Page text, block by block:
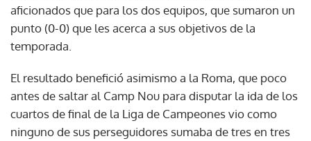
aficionados que para los dos equipos, que sumaron un
punto (0-0) que les acerca a sus objetivos de la
temporada.
El resultado benefició asimismo a la Roma, que poco
antes de saltar al Camp Nou para disputar la ida de los
cuartos de final de la Liga de Campeones vio como
ninguno de sus perseguidores sumaba de tres en tres